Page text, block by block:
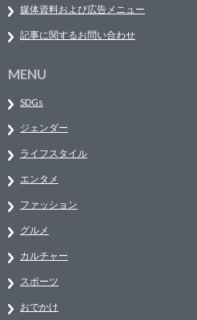
媒体資料および広告メニュー
記事に関するお問い合わせ
MENU
SDGs
ジェンダー
ライフスタイル
エンタメ
ファッション
グルメ
カルチャー
スポーツ
おでかけ